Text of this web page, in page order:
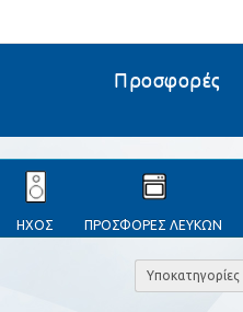
Προσφορές
ΗΧΟΣ ΠΡΟΣΦΟΡΕΣ ΛΕΥΚΩΝ
Υποκατηγορίες